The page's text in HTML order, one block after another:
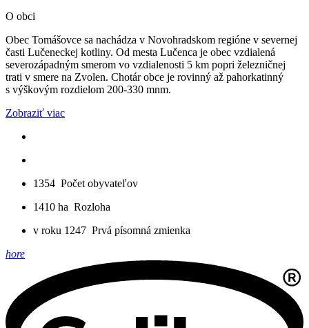
O obci
Obec Tomášovce sa nachádza v Novohradskom regióne v severnej
časti Lučeneckej kotliny. Od mesta Lučenca je obec vzdialená
severozápadným smerom vo vzdialenosti 5 km popri železničnej
trati v smere na Zvolen. Chotár obce je rovinný až pahorkatinný
s výškovým rozdielom 200-330 mnm.
Zobraziť viac
1354 Počet obyvateľov
1410 ha Rozloha
v roku 1247 Prvá písomná zmienka
hore